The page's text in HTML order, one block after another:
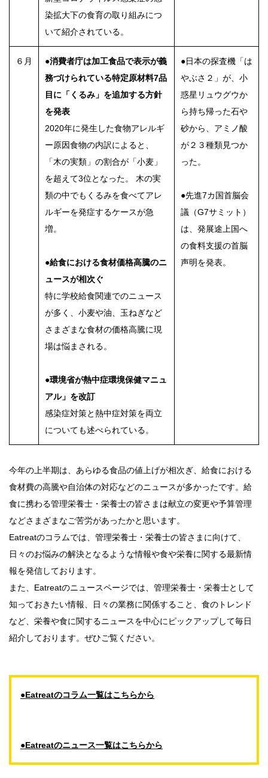
染拡大下の食育の取り組みにつ
いて紹介されている。
６月
●消費者庁は加工食品で表示が義
務づけられている特定原材料7品
目に「くるみ」を追加する方針
を発表
2020年に発生した食物アレルギ
ー原因食物の内訳によると、
「木の実類」の割合が「小麦」
を超えて3位となった。 木の実
類の中でもくるみを食べてアレ
ルギーを発症するケースが急
増。
●給食における食材価格高騰のニ
ュースが相次ぐ
特に学校給食関連でのニュース
が多く、小麦や油、玉ねぎなど
さまざまな食材の価格高騰に現
場は悩まされる。
●環境省が熱中症環境保健マニュ
アル」を改訂
感染症対策と熱中症対策を両立
についても述べられている。
●日本の探査機「は
やぶさ２」が、小
惑星リュウグウか
ら持ち帰った石や
砂から、アミノ酸
が２３種類見つか
った。
●先進7カ国首脳会
議（G7サミット）
は、発展途上国へ
の食料支援の首脳
声明を発表。
今年の上半期は、あらゆる食品の値上げが相次ぎ、給食における
食材費の高騰や自治体の対応などのニュースが多かったです。給
食に携わる管理栄養士・栄養士の皆さまは献立の変更や予算管理
などさまざまなご苦労があったかと思います。
Eatreatのコラムでは、管理栄養士・栄養士の皆さまに向けて、
日々のお悩みの解決となるような情報や食や栄養に関する最新情
報を発信しております。
また、Eatreatのニュースページでは、管理栄養士・栄養士として
知っておきたい情報、日々の業務に関係すること、食のトレンド
など、栄養や食に関するニュースを中心にピックアップして毎日
紹介しております。ぜひご覧ください。
●Eatreatのコラム一覧はこちらから
●Eatreatのニュース一覧はこちらから